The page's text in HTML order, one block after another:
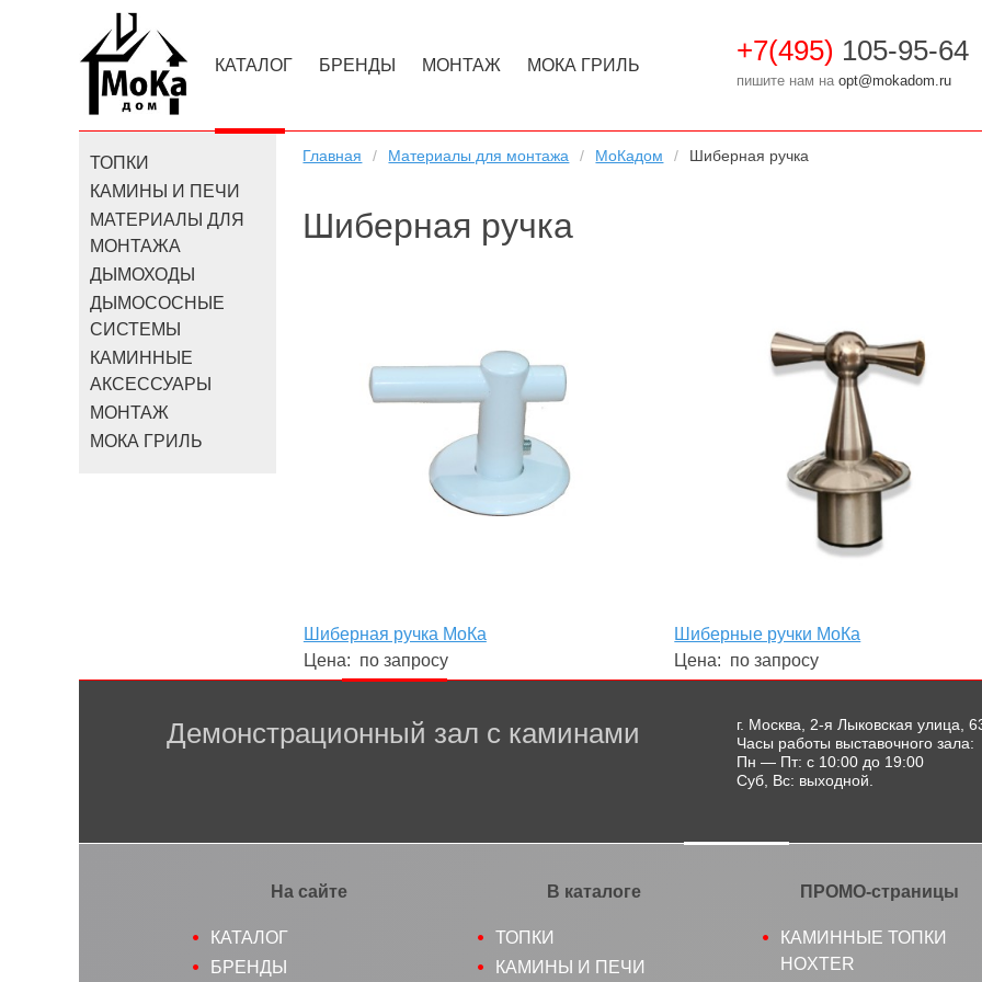
КАТАЛОГ БРЕНДЫ МОНТАЖ МОКА ГРИЛЬ +7(495) 105-95-64
пишите нам на opt@mokadom.ru
Главная Материалы для монтажа МоКадом Шиберная ручка
Шиберная ручка
Шиберная ручка МоКа
Цена: по запросу
Шиберные ручки МоКа
Цена: по запросу
ТОПКИ
КАМИНЫ И ПЕЧИ
МАТЕРИАЛЫ ДЛЯ
МОНТАЖА
ДЫМОХОДЫ
ДЫМОСОСНЫЕ
СИСТЕМЫ
КАМИННЫЕ
АКСЕССУАРЫ
МОНТАЖ
МОКА ГРИЛЬ
Демонстрационный зал с каминами
г. Москва, 2-я Лыковская улица,
Часы работы выставочного зала:
Пн — Пт: с 10:00 до 19:00
Суб, Вс: выходной.
На сайте
КАТАЛОГ
БРЕНДЫ
В каталоге
ТОПКИ
КАМИНЫ И ПЕЧИ
ПРОМО-страницы
КАМИННЫЕ ТОПКИ
HOXTER